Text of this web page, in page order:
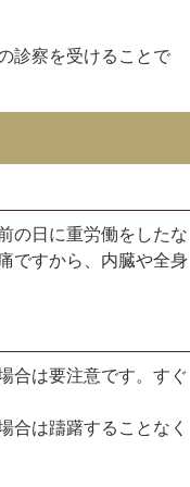
診察を受けることで
の日に重労働をしたな
ですから、内臓や全身
合は要注意です。すぐ
合は躊躇することなく